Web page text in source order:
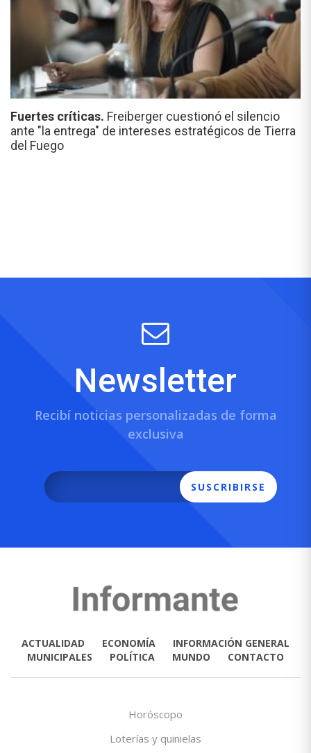
Fuertes críticas. Freiberger cuestionó el silencio
ante "la entrega" de intereses estratégicos de Tierra
del Fuego
Newsletter
Recibí noticias personalizadas de forma
exclusiva
SUSCRIBIRSE
ACTUALIDAD ECONOMÍA
INFORMACIÓN GENERAL
MUNICIPALES
POLÍTICA MUNDO CONTACTO
Horóscopo
Loterías y quinielas